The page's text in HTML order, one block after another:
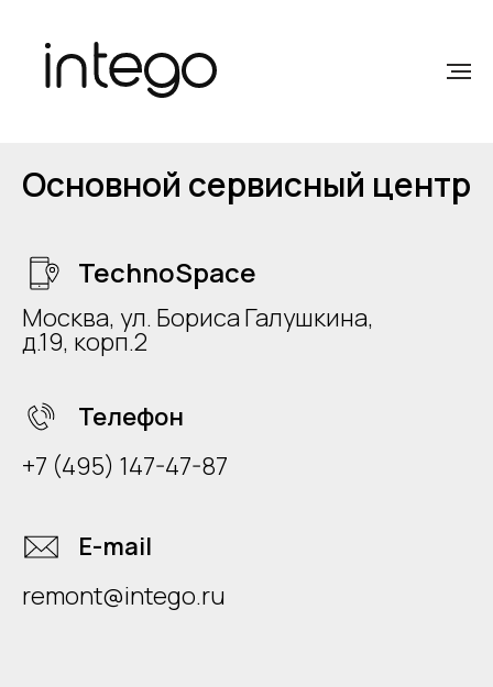
Основной сервисный центр
TechnoSpace
Москва, ул. Бориса Галушкина,
д.19, корп.2
Телефон
+7 (495) 147-47-87
E-mail
remont@intego.ru